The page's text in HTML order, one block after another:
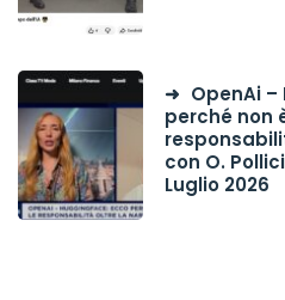
OpenAi
perché non
con O.
Luglio 2026